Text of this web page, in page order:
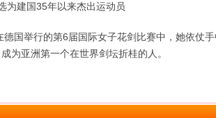
建国35年以来杰出运动员
举行的第6届国际女子花剑比赛中，她依仗手
为亚洲第一个在世界剑坛折桂的人。